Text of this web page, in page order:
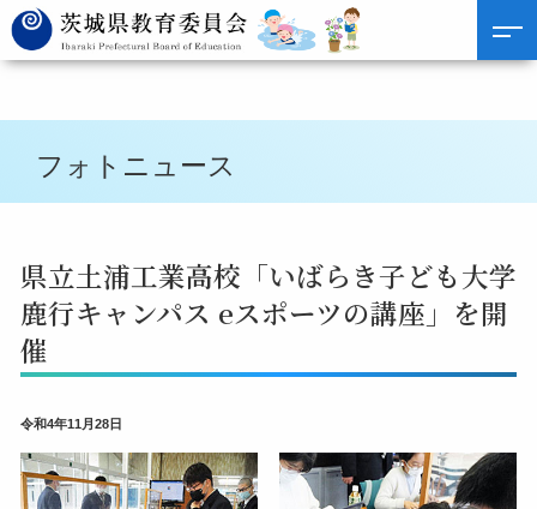
フォトニュース
県立土浦工業高校「いばらき子ども大学
鹿行キャンパス eスポーツの講座」を開
催
令和4年11月28日